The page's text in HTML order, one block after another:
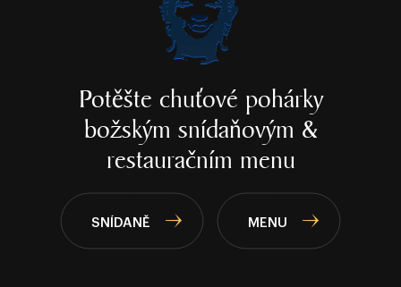
Potěšte chuťové pohárky
božským snídaňovým &
restauračním menu
SNÍDANĚ MENU